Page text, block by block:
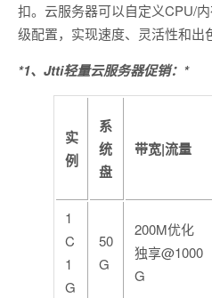
扣。云服务器可以自定义CPU/
级配置，实现速度、灵活性和出
*1、Jtti轻量云服务器促销：*
实
例
系
统
盘
带宽|流量
1
C
1
G
50
G
200M优化
独享@1000
G